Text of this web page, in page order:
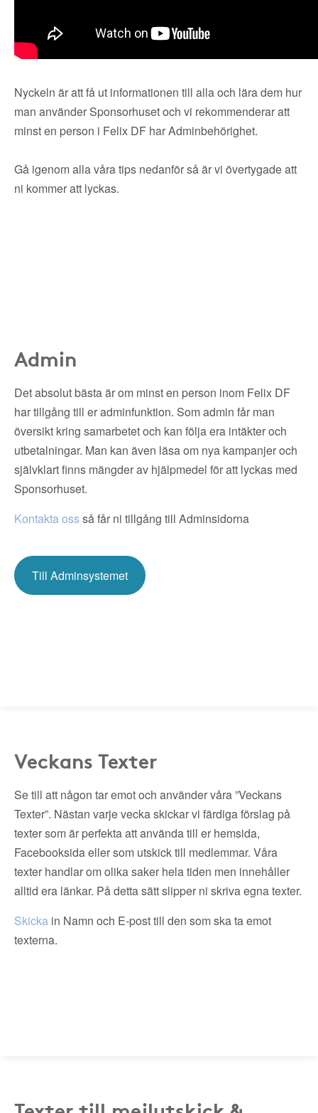
Nyckeln är att få ut informationen till alla och lära dem hur
man använder Sponsorhuset och vi rekommenderar att
minst en person i Felix DF har Adminbehörighet.
Gå igenom alla våra tips nedanför så är vi övertygade att
ni kommer att lyckas.
Admin
Det absolut bästa är om minst en person inom Felix DF
har tillgång till er adminfunktion. Som admin får man
översikt kring samarbetet och kan följa era intäkter och
utbetalningar. Man kan även läsa om nya kampanjer och
självklart finns mängder av hjälpmedel för att lyckas med
Sponsorhuset.
Kontakta ossså får ni tillgång till Adminsidorna
Till Adminsystemet
Veckans Texter
Se till att någon tar emot och använder våra ”Veckans
Texter”. Nästan varje vecka skickar vi färdiga förslag på
texter som är perfekta att använda till er hemsida,
Facebooksida eller som utskick till medlemmar. Våra
texter handlar om olika saker hela tiden men innehåller
alltid era länkar. På detta sätt slipper ni skriva egna texter.
Skicka in Namn och E-post till den som ska ta emot
texterna.